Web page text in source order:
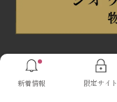
新着情報 限定サイト